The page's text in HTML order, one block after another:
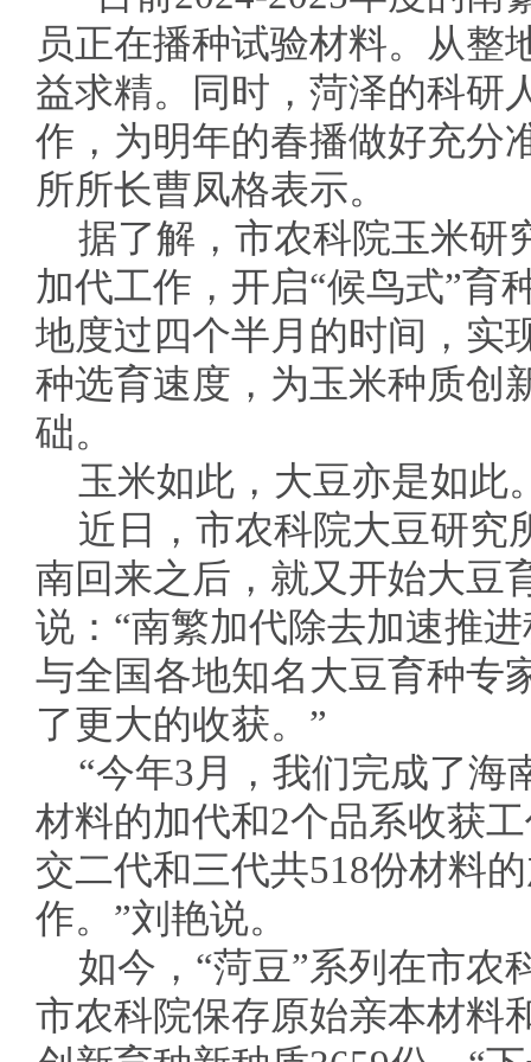
员正在播种试验材料。从整
益求精。同时，菏泽的科研
作，为明年的春播做好充分
所所长曹凤格表示。
据了解，市农科院玉米研
加代工作，开启“候鸟式”育
地度过四个半月的时间，实
种选育速度，为玉米种质创
础。
玉米如此，大豆亦是如此
近日，市农科院大豆研究
南回来之后，就又开始大豆
说：“南繁加代除去加速推
与全国各地知名大豆育种专
了更大的收获。”
“今年3月，我们完成了海
材料的加代和2个品系收获
交二代和三代共518份材料
作。”刘艳说。
如今，“菏豆”系列在市农
市农科院保存原始亲本材料